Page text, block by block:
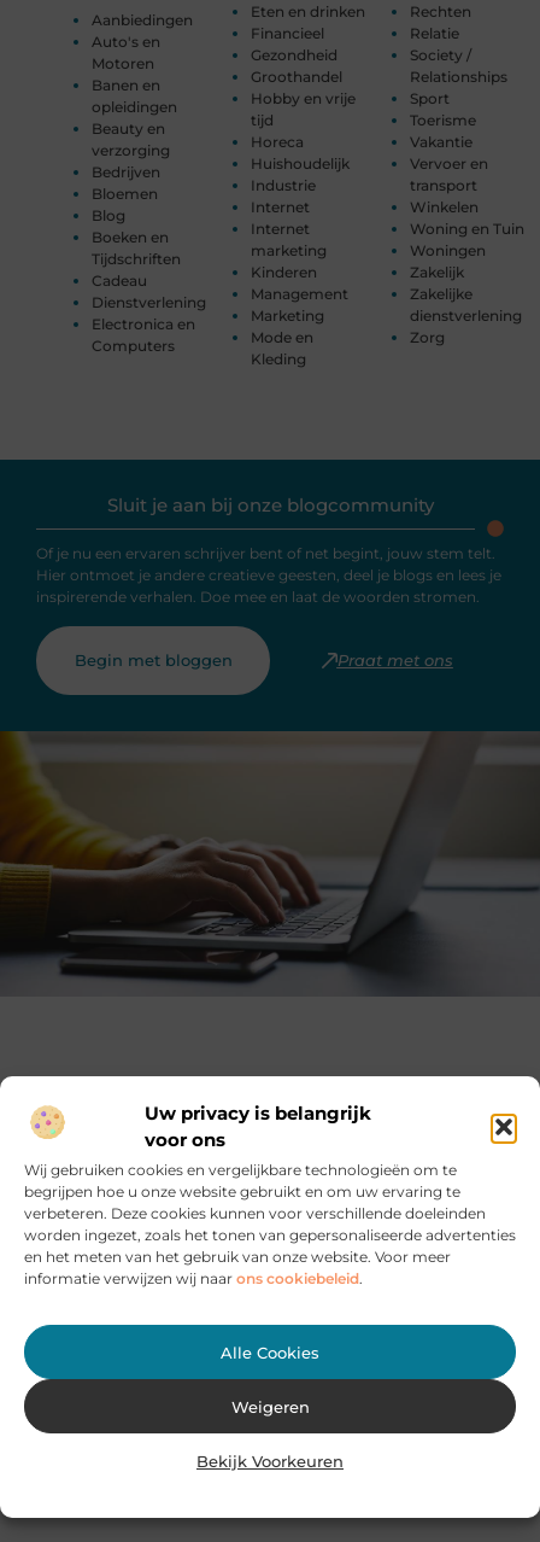
Uw privacy is belangrijk
voor ons
Wij gebruiken cookies en vergelijkbare technologieën om te
begrijpen hoe u onze website gebruikt en om uw ervaring te
verbeteren. Deze cookies kunnen voor verschillende doeleinden
worden ingezet, zoals het tonen van gepersonaliseerde advertenties
en het meten van het gebruik van onze website. Voor meer
informatie verwijzen wij naar ons cookiebeleid.
Alle Cookies
Weigeren
Bekijk Voorkeuren
Aanbiedingen
Auto's en
Motoren
Banen en
opleidingen
Beauty en
verzorging
Bedrijven
Bloemen
Blog
Boeken en
Tijdschriften
Cadeau
Dienstverlening
Electronica en
Computers
Eten en drinken
Financieel
Gezondheid
Groothandel
Hobby en vrije
tijd
Horeca
Huishoudelijk
Industrie
Internet
Internet
marketing
Kinderen
Management
Marketing
Mode en
Kleding
Rechten
Relatie
Society /
Relationships
Sport
Toerisme
Vakantie
Vervoer en
transport
Winkelen
Woning en Tuin
Woningen
Zakelijk
Zakelijke
dienstverlening
Zorg
Sluit je aan bij onze blogcommunity
Of je nu een ervaren schrijver bent of net begint, jouw stem telt.
Hier ontmoet je andere creatieve geesten, deel je blogs en lees je
inspirerende verhalen. Doe mee en laat de woorden stromen.
Begin met bloggen Praat met ons
" Bekijk alle beroemde mensen "
Beroemde mensen en hun blijvende
impact
van artiesten en acteurs tot YouTubers en sterren op
sociale media. Deze beroemdheden maken een
blijvende indruk in de wereld van entertainment,
mode en meer. Ontdek op welke manieren ze niet
alleen inspireren, maar ook daadwerkelijk invloed
Bekende Personen